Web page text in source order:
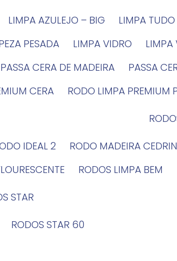
LIMPA AZULEJO – BIG LIMPA TUDO
PESADA
LIMPA VIDRO
PASSA CERA DE MADEIRA PASSA
CERA
RODO LIMPA PREMIUM
IDEAL 2 RODO MADEIRA
RODOS LIMPA BEM
STAR
RODOS STAR 60